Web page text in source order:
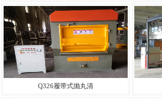
Q326履带式抛丸清